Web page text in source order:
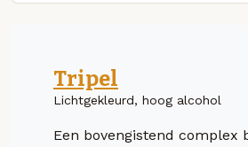
Tripel
Lichtgekleurd, hoog alcohol
Een bovengistend complex